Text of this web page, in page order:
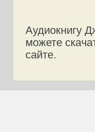
Аудиокнигу
можете
сайте.